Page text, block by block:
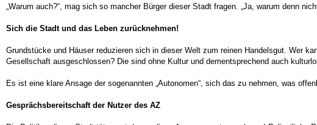
„Warum auch?“, mag sich so mancher Bürger dieser Stadt fragen. „Ja, warum denn
Sich die Stadt und das Leben zurücknehmen!
Grundstücke und Häuser reduzieren sich in dieser Welt zum reinen Handelsgut. Wer
Gesellschaft ausgeschlossen? Die sind ohne Kultur und dementsprechend auch
Es ist eine klare Ansage der sogenannten „Autonomen“, sich das zu nehmen, was
Gesprächsbereitschaft der Nutzer des AZ